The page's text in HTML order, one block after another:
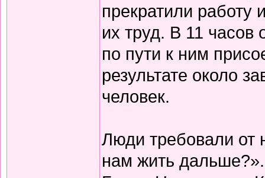
прекратили работу
их труд. В 11 часов
по пути к ним
результате около
человек.
Люди требовали от
нам жить